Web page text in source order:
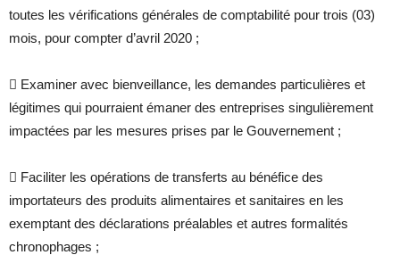
toutes les vérifications générales de comptabilité pour trois (03)
mois, pour compter d’avril 2020 ;
 Examiner avec bienveillance, les demandes particulières et
légitimes qui pourraient émaner des entreprises singulièrement
impactées par les mesures prises par le Gouvernement ;
 Faciliter les opérations de transferts au bénéfice des
importateurs des produits alimentaires et sanitaires en les
exemptant des déclarations préalables et autres formalités
chronophages ;